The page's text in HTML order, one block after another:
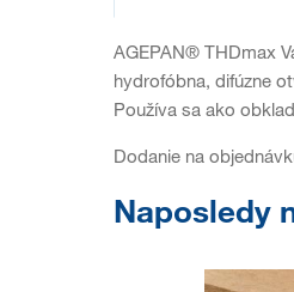
AGEPAN® THDmax
hydrofóbna, difúzne
Používa sa ako
Dodanie na
Naposledy